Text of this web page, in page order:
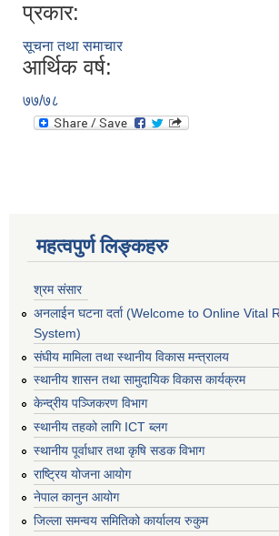
प्रकार:
सूचना तथा समाचार
आर्थिक वर्ष:
७७/७८
महत्वपुर्ण लिङ्कहरु
श्रम संसार
अनलाईन घटना दर्ता (Welcome to Online Vital
System)
संघीय मामिला तथा स्थानीय विकास मन्त्रालय
स्थानीय शासन तथा सामुदायिक विकास कार्यक्रम
केन्द्रीय पञ्जिकरण विभाग
स्थानीय तहको लागि ICT ब्लग
स्थानीय पूर्वाधार तथा कृषि सडक विभाग
राष्ट्रिय योजना आयोग
नेपाल कानुन आयोग
जिल्ला समन्वय समितिको कार्यालय रुकुम